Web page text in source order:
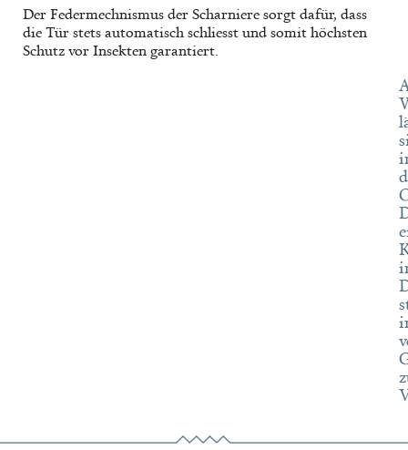
Der Federmechnismus der Scharniere sorgt dafür, dass
die Tür stets automatisch schliesst und somit höchsten
Schutz vor Insekten garantiert.